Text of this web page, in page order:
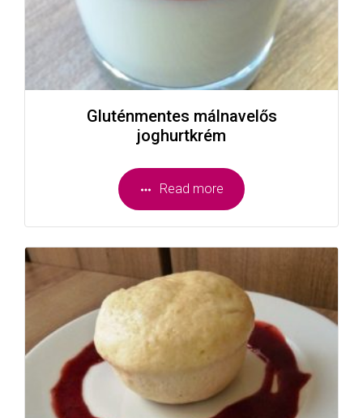
Gluténmentes málnavelős
joghurtkrém
Read more